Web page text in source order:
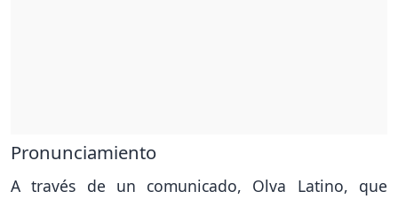
Pronunciamiento
A través de un comunicado, Olva Latino, que